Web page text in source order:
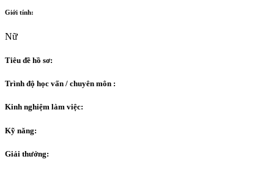
Giới tính:
Nữ
Tiêu đề hồ sơ:
Trình độ học vấn / chuyên môn :
Kinh nghiệm làm việc:
Kỹ năng:
Giải thưởng: